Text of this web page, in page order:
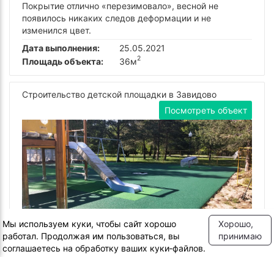
Покрытие отлично «перезимовало», весной не
появилось никаких следов деформации и не
изменился цвет.
Дата выполнения:
25.05.2021
Площадь объекта:
36м2
Строительство детской площадки в Завидово
Посмотреть объект
Качество материала 5 из 5
5 из 5
Мы используем куки, чтобы сайт хорошо
работал. Продолжая им пользоваться, вы
соглашаетесь на обработку ваших куки‑файлов.
Хорошо,
принимаю